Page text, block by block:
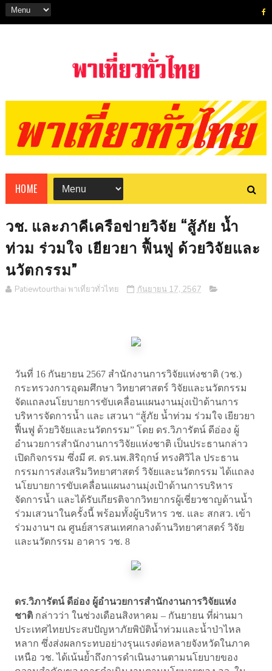
HOME
วช. และภาคีเครือข่ายวิจัย “สู้ภัย น้ำ
ท่วม ร่วมใจ เยียวยา ฟื้นฟู ด้วยวิจัยและ
นวัตกรรม”
Patiewtourthai พาเที่ยวทั่วไทย กันยายน 17, 2567
วันที่ 16 กันยายน 2567 สำนักงานการวิจัยแห่งชาติ (วช.)
กระทรวงการอุดมศึกษา วิทยาศาสตร์ วิจัยและนวัตกรรม
จัดแถลงนโยบายการขับเคลื่อนแผนงานมุ่งเป้าด้านการ
บริหารจัดการน้ำ และ เสวนา “สู้ภัย น้ำท่วม ร่วมใจ เยียวยา
ฟื้นฟู ด้วยวิจัยและนวัตกรรม” โดย ดร.วิภารัตน์ ดีอ่อง ผู้
อำนวยการสำนักงานการวิจัยแห่งชาติ เป็นประธานกล่าว
เปิดกิจกรรม ซึ่งมี ศ. ดร.นพ.สิริฤกษ์ ทรงศิวิไล ประธาน
กรรมการส่งเสริมวิทยาศาสตร์ วิจัยและนวัตกรรม ได้แถลง
นโยบายการขับเคลื่อนแผนงานมุ่งเป้าด้านการบริหาร
จัดการน้ำ และได้รับเกียรติจากวิทยากรผู้เชี่ยวชาญด้านน้ำ
ร่วมเสวนาในครั้งนี้ พร้อมทั้งผู้บริหาร วช. และ สกสว. เข้า
ร่วมงานฯ ณ ศูนย์สารสนเทศกลางด้านวิทยาศาสตร์ วิจัย
และนวัตกรรม อาคาร วช. 8
ดร.วิภารัตน์ ดีอ่อง ผู้อำนวยการสำนักงานการวิจัยแห่ง
ชาติกล่าวว่า ในช่วงเดือนสิงหาคม – กันยายน ที่ผ่านมา
ประเทศไทยประสบปัญหาภัยพิบัติน้ำท่วมและน้ำป่าไหล
หลาก ซึ่งส่งผลกระทบอย่างรุนแรงต่อหลายจังหวัดในภาค
เหนือ วช. ได้เน้นย้ำถึงการดำเนินงานตามนโยบายของ